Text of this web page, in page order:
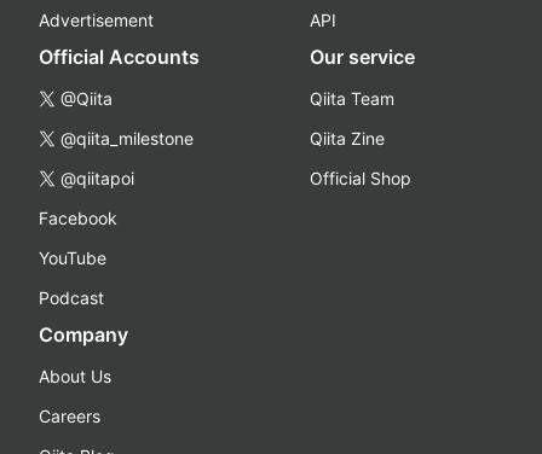
Advertisement
API
Official Accounts
@Qiita
@qiita_milestone
@qiitapoi
Facebook
YouTube
Podcast
Our service
Qiita Team
Qiita Zine
Official Shop
Company
About Us
Careers